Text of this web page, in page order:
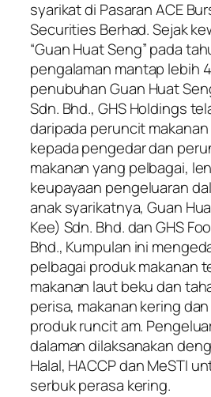
syarikat di Pasaran ACE
Securities Berhad. Sejak
“Guan Huat Seng” pada
pengalaman mantap lebih
penubuhan Guan Huat
Sdn. Bhd., GHS Holdings
daripada peruncit
kepada pengedar dan
makanan yang pelbagai,
keupayaan pengeluaran
anak syarikatnya, Guan
Kee) Sdn. Bhd. dan GHS
Bhd., Kumpulan ini
pelbagai produk makanan
makanan laut beku dan
perisa, makanan kering
produk runcit am.
dalaman dilaksanakan
Halal, HACCP dan MeSTI
serbuk perasa kering.